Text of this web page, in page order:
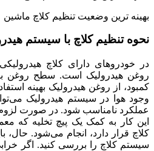
بهینه ترین وضعیت تنظیم‌ کلاچ ماشین‌
نحوه تنظیم کلاچ با سیستم
در خودروهای دارای کلاچ
روغن هیدرولیک است. سطح روغن
کمبود، از روغن هیدرولیک بهینه
وجود هوا در سیستم هیدرولیک
عملکرد نامناسب شود. در صورت
این کار به کمک یک پیچ تخلیه که
کلاچ قرار دارد، انجام می‌شود. حال،
سیستم کلاچ را بررسی کنید. اگر